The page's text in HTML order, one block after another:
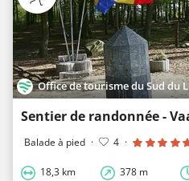
Office de tourisme du Sud du
Balade à pied · 4 ·
18,3 km 378 m